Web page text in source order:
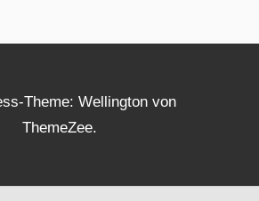
Theme: Wellington von
ThemeZee.